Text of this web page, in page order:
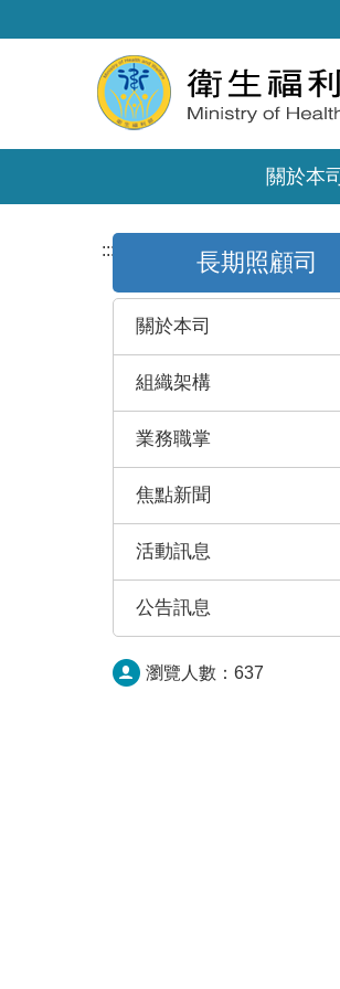
關於本司
::: 長期照顧司
關於本司
組織架構
業務職掌
焦點新聞
活動訊息
公告訊息
瀏覽人數： 637